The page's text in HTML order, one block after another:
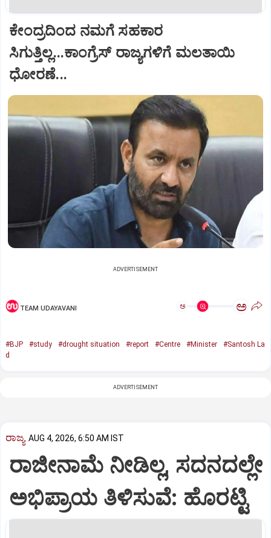
ಕೇಂದ್ರದಿಂದ ನಮಗೆ ಸಹಕಾರ
ಸಿಗುತ್ತಿಲ್ಲ...ಕಾಂಗ್ರೆಸ್ ರಾಜ್ಯಗಳಿಗೆ ಮಲತಾಯಿ
ಧೋರಣೆ...
ADVERTISEMENT
TEAM UDAYAVANI ಅ ಅ
#BJP #study #drought situation #report #Centre #Minister
#Santosh La
d
ADVERTISEMENT
ರಾಜ್ಯ AUG 4, 2026, 6:50 AM IST
ರಾಜೀನಾಮೆ ನೀಡಿಲ್ಲ, ಸದನದಲ್ಲೇ
ಅಭಿಪ್ರಾಯ ತಿಳಿಸುವೆ: ಹೊರಟ್ಟಿ